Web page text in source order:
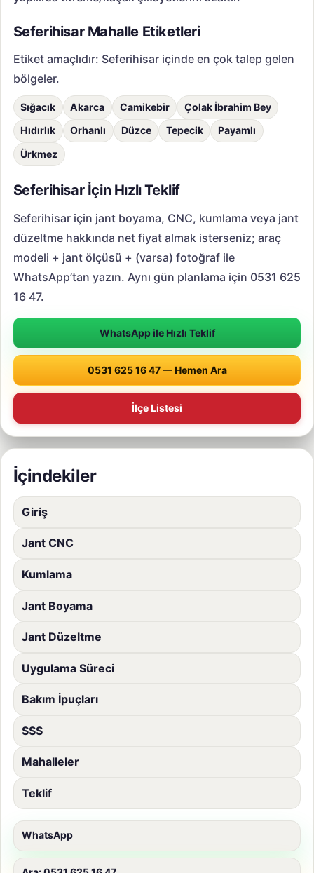
Seferihisar Mahalle Etiketleri
Etiket amaçlıdır: Seferihisar içinde en çok talep gelen
bölgeler.
Sığacık Akarca Camikebir
Çolak İbrahim Bey
Hıdırlık
Orhanlı Düzce Tepecik
Payamlı
Ürkmez
Seferihisar İçin Hızlı Teklif
Seferihisar için jant boyama, CNC, kumlama veya jant
düzeltme hakkında net fiyat almak isterseniz; araç
modeli + jant ölçüsü + (varsa) fotoğraf ile
WhatsApp’tan yazın. Aynı gün planlama için 0531 625
16 47.
WhatsApp ile Hızlı Teklif
0531 625 16 47 — Hemen Ara
İlçe Listesi
İçindekiler
Giriş
Jant CNC
Kumlama
Jant Boyama
Jant Düzeltme
Uygulama Süreci
Bakım İpuçları
SSS
Mahalleler
Teklif
WhatsApp